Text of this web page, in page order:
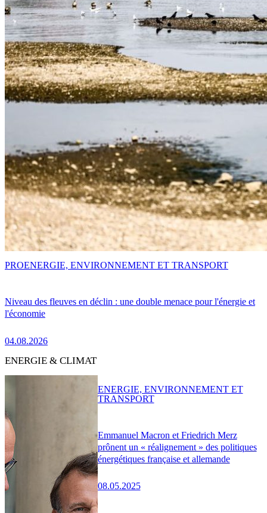
Niveau des fleuves en déclin : une double menace pour l'énergie et
l'économie
04.08.2026
PROENERGIE, ENVIRONNEMENT ET TRANSPORT
ENERGIE & CLIMAT
Emmanuel Macron et Friedrich Merz
prônent un « réalignement » des politiques
énergétiques française et allemande
08.05.2025
ENERGIE, ENVIRONNEMENT ET
TRANSPORT